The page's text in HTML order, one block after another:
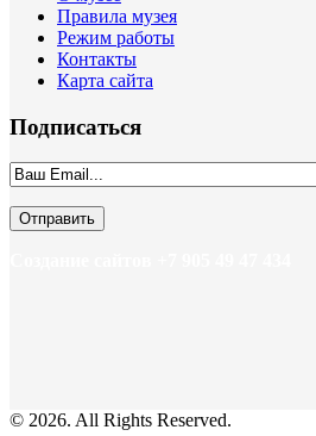
Правила музея
Режим работы
Контакты
Карта сайта
Подписаться
© 2026. All Rights Reserved.